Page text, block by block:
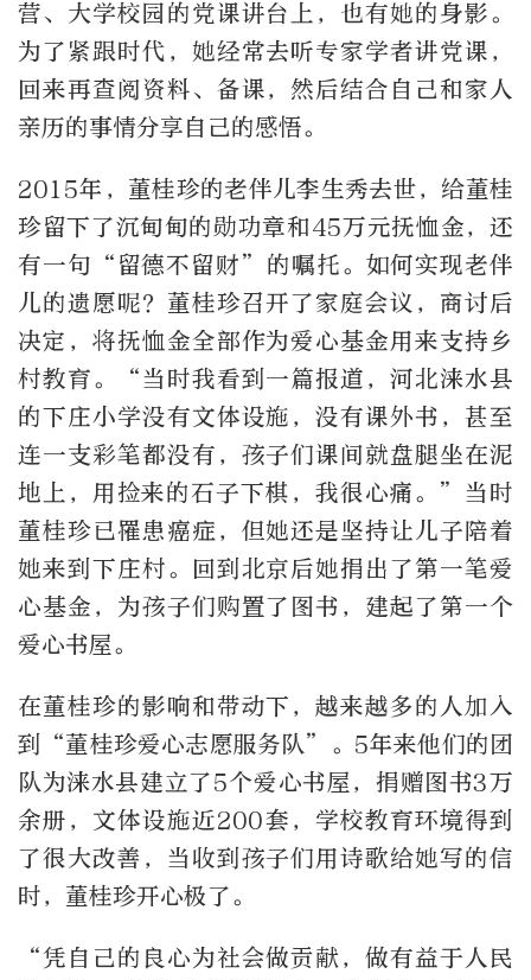
营、大学校园的党课讲台上，也有她的身影。
为了紧跟时代，她经常去听专家学者讲党课，
回来再查阅资料、备课，然后结合自己和家人
亲历的事情分享自己的感悟。
2015年，董桂珍的老伴儿李生秀去世，给董桂
珍留下了沉甸甸的勋功章和45万元抚恤金，还
有一句“留德不留财”的嘱托。如何实现老伴
儿的遗愿呢？董桂珍召开了家庭会议，商讨后
决定，将抚恤金全部作为爱心基金用来支持乡
村教育。“当时我看到一篇报道，河北涞水县
的下庄小学没有文体设施，没有课外书，甚至
连一支彩笔都没有，孩子们课间就盘腿坐在泥
地上，用捡来的石子下棋，我很心痛。”当时
董桂珍已罹患癌症，但她还是坚持让儿子陪着
她来到下庄村。回到北京后她捐出了第一笔爱
心基金，为孩子们购置了图书，建起了第一个
爱心书屋。
在董桂珍的影响和带动下，越来越多的人加入
到“董桂珍爱心志愿服务队”。5年来他们的团
队为涞水县建立了5个爱心书屋，捐赠图书3万
余册，文体设施近200套，学校教育环境得到
了很大改善，当收到孩子们用诗歌给她写的信
时，董桂珍开心极了。
“凭自己的良心为社会做贡献，做有益于人民